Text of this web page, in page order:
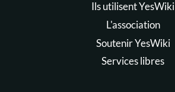
Ils utilisent YesWiki
L'association
Soutenir YesWiki
Services libres